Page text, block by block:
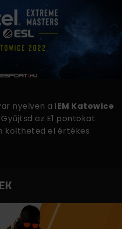
nyelven a IEM Katowice
az E1 pontokat
költheted el értékes